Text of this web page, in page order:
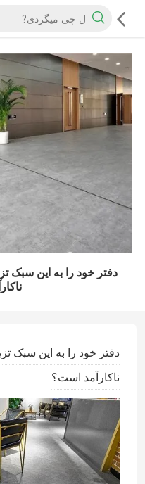
دفتر خود را به این سبک
دفتر خود را به این سبک
ناکارآمد است؟